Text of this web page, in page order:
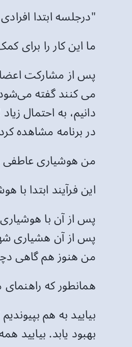
"درجلسه ابتدا افرادی ۳۰ روز یا بیشتر از ۳۰ روز به لحاظ جنسی هوشیار بودند، مشارکت می کردند.
ما این کار را برای
می کنند گفته
دانیم، به احتمال
در برنامه مشاهده
من هوشیاری عاطفی
این فرآیند ابتدا
پس از آن با
پس از آن هشیاری
من هنوز هم گاهی
همانطور که
بیایید به هم
بهبود یابد. بیایید